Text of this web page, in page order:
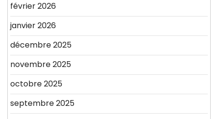
février 2026
janvier 2026
décembre 2025
novembre 2025
octobre 2025
septembre 2025